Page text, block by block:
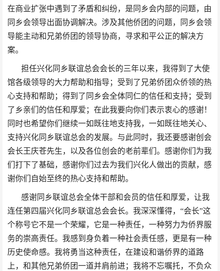
在商业扩张中遇到了矛盾和纠纷，是同乡会内部的问题，由
同乡会领导出面协调解决。涉及其他侨团的问题，同乡会领
导能主动和兄弟侨团的领导协商，寻求和平公正的解决方
案。
担任兴化同乡联谊总会会长的三年以来，我得到了大使
馆各级领导的大力帮助和指导；受到了兄弟侨团众侨领的热
心支持和帮助；得到了同乡会全体同仁的信任和支持；受到
了乡亲们的信任和厚爱；在此我要向你们表示衷心的感谢！
同时也希望你们继续一如既往地支持我，一如既往地关心、
支持兴化同乡联谊总会的发展。与此同时，我还要感谢创会
会长王庆苍先生，以及各位创会的老前辈们。感谢你们为我
们打下了基础，感谢你们过去为我们兴化人做出的贡献，感
谢你们自始至终的热心支持和帮助。
感谢同乡联谊总会全体干部和会员的信任和厚爱，让我
连任第四届兴化同乡联谊总会会长。我深深懂得，“会长”这
个称号它不是一个荣耀，它是一种责任，一种努力为侨界服
务的崇高责任。我感到身负着一种社会责任感，更是有一种
历史使命感。我将勇当这种责任，在建设和谐侨界的道路
上，和其他兄弟侨团一道并肩前进；我将不忘嘱托，不负众